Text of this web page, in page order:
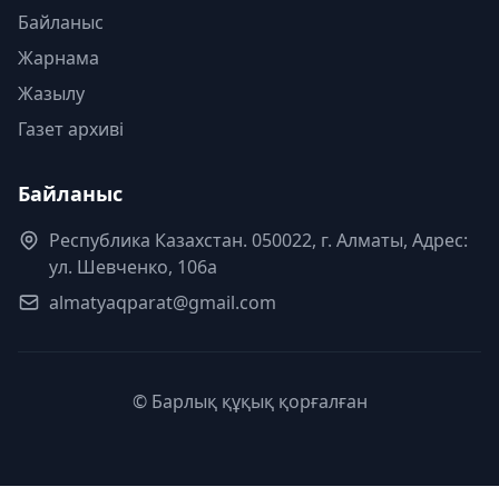
Байланыс
Жарнама
Жазылу
Газет архиві
Байланыс
Республика Казахстан. 050022, г. Алматы, Адрес:
ул. Шевченко, 106а
almatyaqparat@gmail.com
© Барлық құқық қорғалған